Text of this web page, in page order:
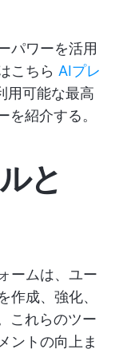
パワーを活用
こちら AIプレ
用可能な最高
紹介する。
と
ームは、ユー
作成、強化、
これらのツー
ントの向上ま